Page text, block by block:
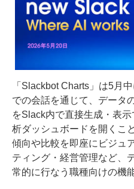
「Slackbot Charts」は5月
での会話を通じて、データ
をSlack内で直接生成・表
析ダッシュボードを開くこ
傾向や比較を即座にビジュ
ティング・経営管理など、
常的に行なう職種向けの機